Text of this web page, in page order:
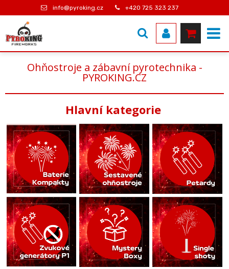
info@pyroking.cz +420 725 323 237
Ohňostroje a zábavní pyrotechnika -
PYROKING.CZ
Hlavní kategorie